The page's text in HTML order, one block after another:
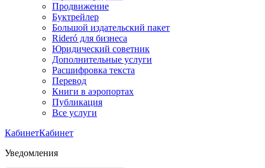
Продвижение
Буктрейлер
Большой издательский пакет
Rideró для бизнеса
Юридический советник
Дополнительные услуги
Расшифровка текста
Перевод
Книги в аэропортах
Публикация
Все услуги
КабинетКабинет
Уведомления